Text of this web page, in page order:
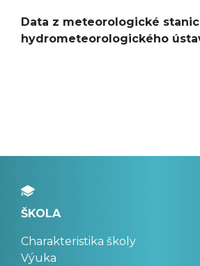
Data z meteorologické
hydrometeorologického
ŠKOLA
Charakteristika školy
Výuka